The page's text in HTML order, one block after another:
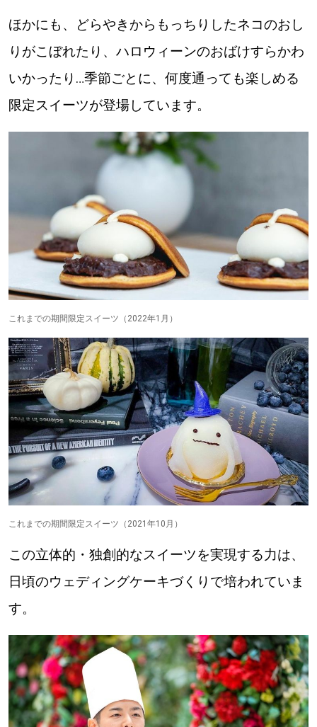
ほかにも、どらやきからもっちりしたネコのおし
りがこぼれたり、ハロウィーンのおばけすらかわ
いかったり…季節ごとに、何度通っても楽しめる
限定スイーツが登場しています。
これまでの期間限定スイーツ（2022年1月）
これまでの期間限定スイーツ（2021年10月）
この立体的・独創的なスイーツを実現する力は、
日頃のウェディングケーキづくりで培われていま
す。